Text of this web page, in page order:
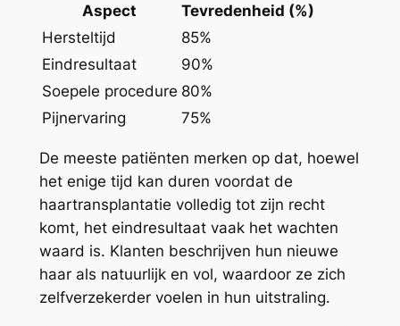
Aspect
Tevredenheid (%)
Hersteltijd
85%
Eindresultaat
90%
Soepele procedure 80%
Pijnervaring
75%
De meeste patiënten merken op dat, hoewel
het enige tijd kan duren voordat de
haartransplantatie volledig tot zijn recht
komt, het eindresultaat vaak het wachten
waard is. Klanten beschrijven hun nieuwe
haar als natuurlijk en vol, waardoor ze zich
zelfverzekerder voelen in hun uitstraling.